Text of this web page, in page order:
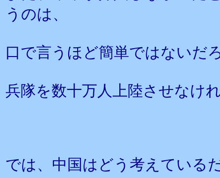
うのは、
口で言うほど簡単ではないだ
兵隊を数十万人上陸させなけ
では、中国はどう考えている